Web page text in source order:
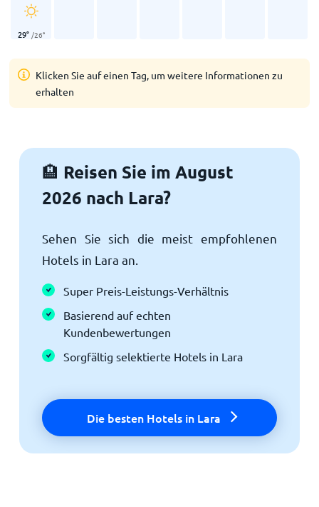
29° /26°
Klicken Sie auf einen Tag, um weitere Informationen zu
erhalten
🏨 Reisen Sie im August
2026 nach Lara?
Sehen Sie sich die meist empfohlenen
Hotels in Lara an.
Super Preis-Leistungs-Verhältnis
Basierend auf echten
Kundenbewertungen
Sorgfältig selektierte Hotels in Lara
Die besten Hotels in Lara